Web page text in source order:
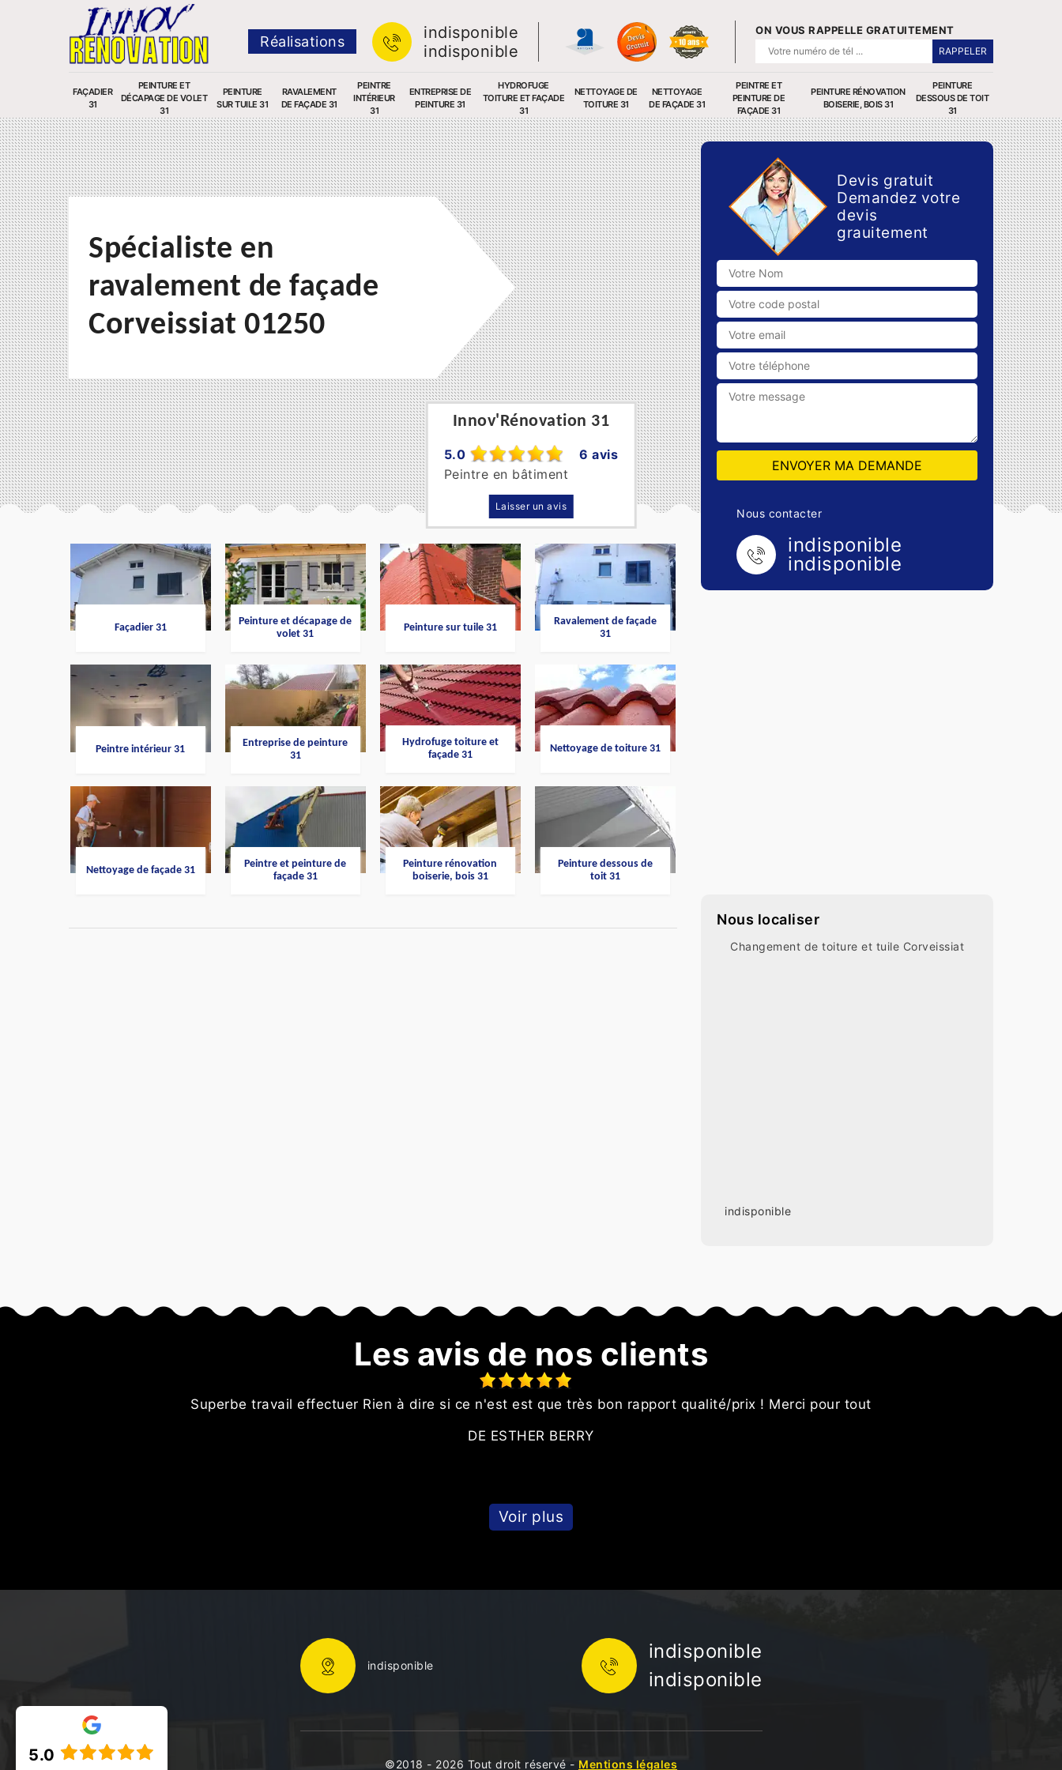
Réalisations
indisponible
indisponible
ON VOUS RAPPELLE GRATUITEMENT
FAÇADIER
31
PEINTURE ET
DÉCAPAGE DE VOLET
31
PEINTURE
SUR TUILE 31
RAVALEMENT
DE FAÇADE 31
PEINTRE
INTÉRIEUR
31
ENTREPRISE DE
PEINTURE 31
HYDROFUGE
TOITURE ET FAÇADE
31
NETTOYAGE DE
TOITURE 31
NETTOYAGE
DE FAÇADE 31
PEINTRE ET
PEINTURE DE
FAÇADE 31
PEINTURE RÉNOVATION
BOISERIE, BOIS 31
PEINTURE
DESSOUS DE TOIT
31
Innov'Rénovation 31
5.0
6 avis
Peintre en bâtiment
Laisser un avis
Spécialiste en
ravalement de façade
Corveissiat 01250
Façadier 31
Peinture et décapage de
volet 31
Peinture sur tuile 31
Ravalement de façade
31
Peintre intérieur 31
Entreprise de peinture
31
Hydrofuge toiture et
façade 31
Nettoyage de toiture 31
Nettoyage de façade 31
Peintre et peinture de
façade 31
Peinture rénovation
boiserie, bois 31
Peinture dessous de
toit 31
Devis gratuit
Demandez votre
devis
grauitement
Nous contacter
indisponible
indisponible
Nous localiser
Changement de toiture et tuile Corveissiat
indisponible
Les avis de nos clients
Superbe travail effectuer Rien à dire si ce n'est est que très bon rapport qualité/prix ! Merci pour tout
DE ESTHER BERRY
Voir plus
indisponible
indisponible
indisponible
©2018 - 2026 Tout droit réservé - Mentions légales
5.0